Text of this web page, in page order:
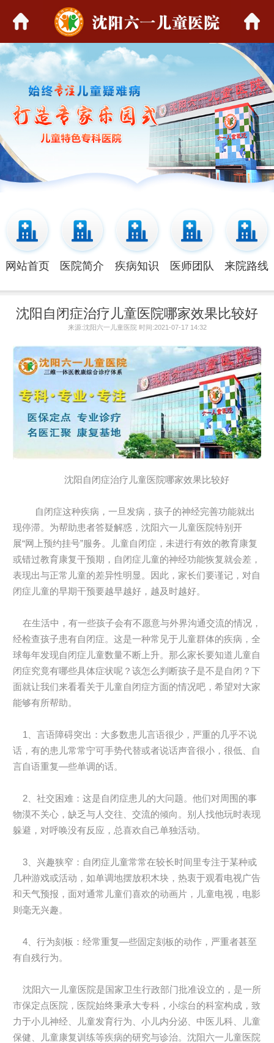
网站首页 医院简介 疾病知识 医师团队 来院路线
沈阳自闭症治疗儿童医院哪家效果比较好
来源:沈阳六一儿童医院 时间:2021-07-17 14:32
沈阳自闭症治疗儿童医院哪家效果比较好
自闭症这种疾病，一旦发病，孩子的神经完善功能就出
现停滞。为帮助患者答疑解惑，沈阳六一儿童医院特别开
展“网上预约挂号”服务。儿童自闭症，未进行有效的教育康复
或错过教育康复干预期，自闭症儿童的神经功能恢复就会差，
表现出与正常儿童的差异性明显。因此，家长们要谨记，对自
闭症儿童的早期干预要越早越好，越及时越好。
在生活中，有一些孩子会有不愿意与外界沟通交流的情况，
经检查孩子患有自闭症。这是一种常见于儿童群体的疾病，全
球每年发现自闭症儿童数量不断上升。那么家长要知道儿童自
闭症究竟有哪些具体症状呢？该怎么判断孩子是不是自闭？下
面就让我们来看看关于儿童自闭症方面的情况吧，希望对大家
能够有所帮助。
1、言语障碍突出：大多数患儿言语很少，严重的几乎不说
话，有的患儿常常宁可手势代替或者说话声音很小，很低、自
言自语重复—些单调的话。
2、社交困难：这是自闭症患儿的大问题。他们对周围的事
物漠不关心，缺乏与人交往、交流的倾向。别人找他玩时表现
躲避，对呼唤没有反应，总喜欢自己单独活动。
3、兴趣狭窄：自闭症儿童常常在较长时间里专注于某种或
几种游戏或活动，如单调地摆放积木块，热衷于观看电视广告
和天气预报，面对通常儿童们喜欢的动画片，儿童电视，电影
则毫无兴趣。
4、行为刻板：经常重复—些固定刻板的动作，严重者甚至
有自残行为。
沈阳六一儿童医院是国家卫生行政部门批准设立的，是一所
市保定点医院，医院始终秉承大专科，小综台的科室构成，致
力于小儿神经、儿童发育行为、小儿内分泌、中医儿科、儿童
保健、儿童康复训练等疾病的研究与诊治。沈阳六一儿童医院